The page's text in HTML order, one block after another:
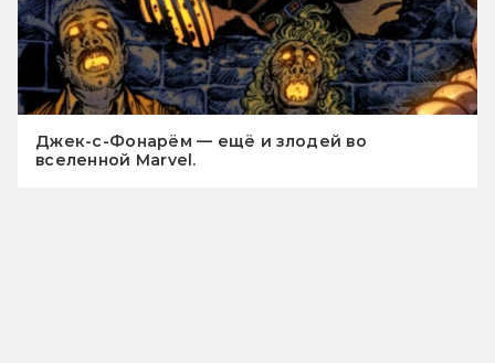
Джек-с-Фонарём — ещё и злодей во
вселенной Marvel.